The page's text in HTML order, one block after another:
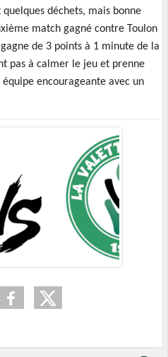
déchets, mais bonne
match gagné contre Toulon
de 3 points à 1 minute de la
pas à calmer le jeu et prenne
encourageante avec un